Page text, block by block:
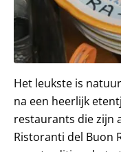
Het leukste is
na een heerlijk
restaurants die zijn
Ristoranti del Buon